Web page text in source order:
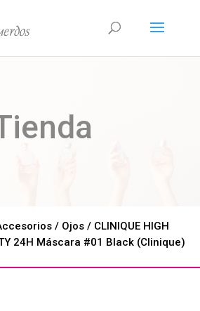
/ Ojos / CLINIQUE HIGH
24H Máscara #01 Black (Clinique)